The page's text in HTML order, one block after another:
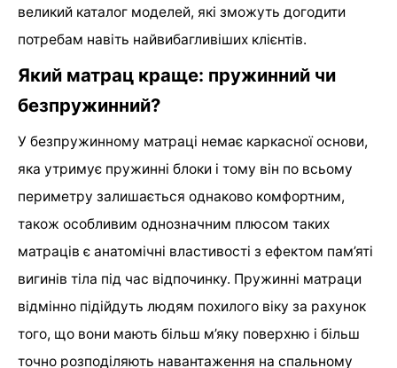
великий каталог моделей, які зможуть догодити
потребам навіть найвибагливіших клієнтів.
Який матрац краще: пружинний чи
безпружинний?
У безпружинному матраці немає каркасної основи,
яка утримує пружинні блоки і тому він по всьому
периметру залишається однаково комфортним,
також особливим однозначним плюсом таких
матраців є анатомічні властивості з ефектом пам’яті
вигинів тіла під час відпочинку. Пружинні матраци
відмінно підійдуть людям похилого віку за рахунок
того, що вони мають більш м’яку поверхню і більш
точно розподіляють навантаження на спальному